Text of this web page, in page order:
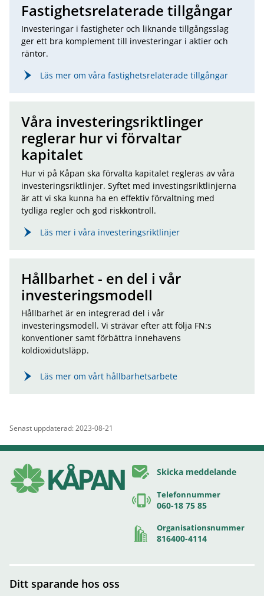
Fastighetsrelaterade tillgångar
Investeringar i fastigheter och liknande tillgångsslag
ger ett bra komplement till investeringar i aktier och
räntor.
Läs mer om våra fastighetsrelaterade tillgångar
Våra investeringsriktlinger
reglerar hur vi förvaltar
kapitalet
Hur vi på Kåpan ska förvalta kapitalet regleras av våra
investeringsriktlinjer. Syftet med investingsriktlinjerna
är att vi ska kunna ha en effektiv förvaltning med
tydliga regler och god riskkontroll.
Läs mer i våra investeringsriktlinjer
Hållbarhet - en del i vår
investeringsmodell
Hållbarhet är en integrerad del i vår
investeringsmodell. Vi strävar efter att följa FN:s
konventioner samt förbättra innehavens
koldioxidutsläpp.
Läs mer om vårt hållbarhetsarbete
Senast uppdaterad: 2023-08-21
Skicka meddelande
Telefonnummer
060-18 75 85
Organisationsnummer
816400-4114
Ditt sparande hos oss